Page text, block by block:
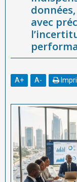
avec
A+ A-